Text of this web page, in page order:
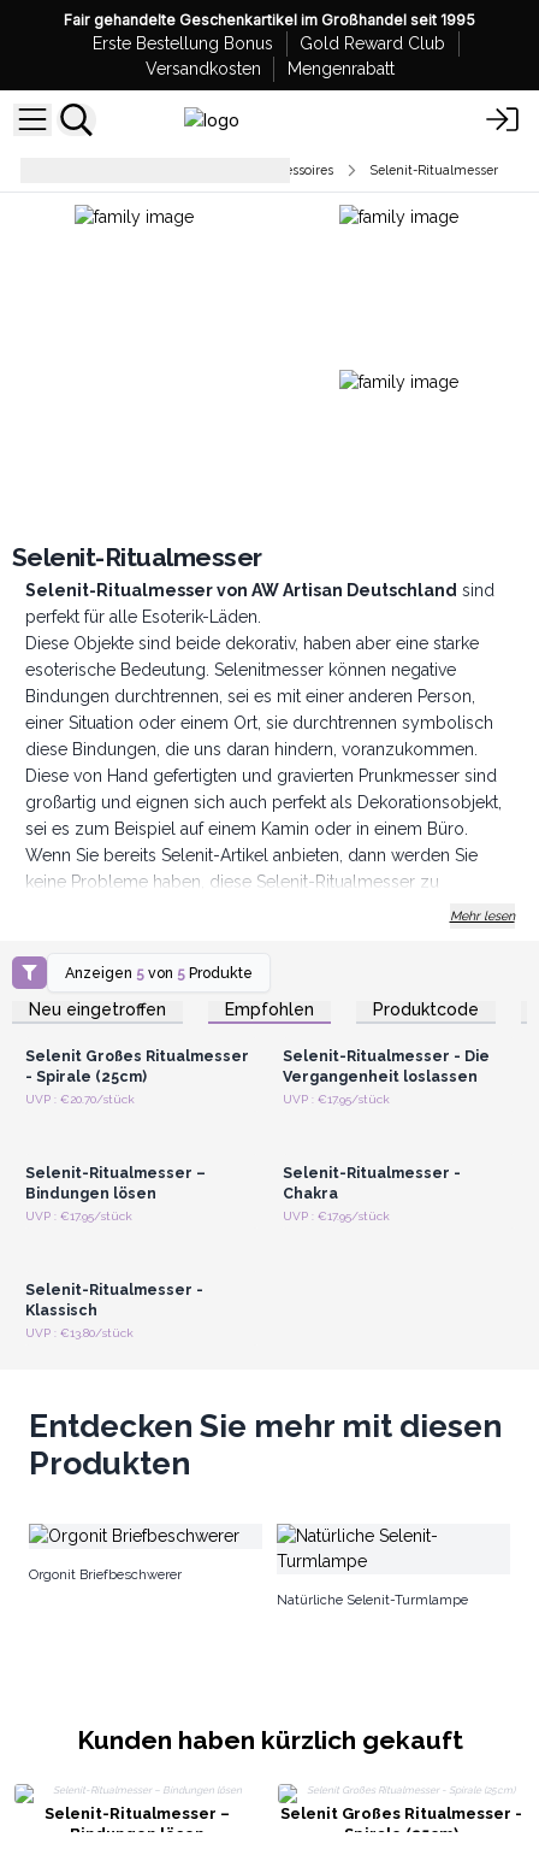
Fair gehandelte Geschenkartikel im Großhandel seit 1995
Erste Bestellung Bonus
Gold Reward Club
Versandkosten
Mengenrabatt
Heilungsstäbe & Esoterische Accessoires Selenit-Ritualmesser
Selenit-Ritualmesser
Selenit-Ritualmesser von AW Artisan Deutschland sind
perfekt für alle Esoterik-Läden.
Diese Objekte sind beide dekorativ, haben aber eine starke
esoterische Bedeutung. Selenitmesser können negative
Bindungen durchtrennen, sei es mit einer anderen Person,
einer Situation oder einem Ort, sie durchtrennen symbolisch
diese Bindungen, die uns daran hindern, voranzukommen.
Diese von Hand gefertigten und gravierten Prunkmesser sind
großartig und eignen sich auch perfekt als Dekorationsobjekt,
sei es zum Beispiel auf einem Kamin oder in einem Büro.
Wenn Sie bereits Selenit-Artikel anbieten, dann werden Sie
keine Probleme haben, diese Selenit-Ritualmesser zu
schlechter Geschäfte!
Mehr lesen
Anzeigen 5 von 5 Produkte
Neu eingetroffen Empfohlen Produktcode
Anmelden oder
Registrieren für
Großhandelspreise
Selenit Großes Ritualmesser
- Spirale (25cm)
UVP : €20.70/stück
Registrieren für
Großhandelspreise
Selenit-Ritualmesser - Die
Vergangenheit loslassen
UVP : €17.95/stück
Anmelden oder
Selenit-Ritualmesser –
Bindungen lösen
UVP : €17.95/stück
Anmelden oder
Selenit-Ritualmesser -
Chakra
UVP : €17.95/stück
Anmelden oder
Selenit-Ritualmesser -
Klassisch
UVP : €13.80/stück
Entdecken Sie mehr mit diesen
Produkten
Orgonit Briefbeschwerer
Natürliche Selenit-Turmlampe
Kunden haben kürzlich gekauft
Selenit-Ritualmesser –
Bindungen lösen
Selenit Großes Ritualmesser -
Spirale (25cm)